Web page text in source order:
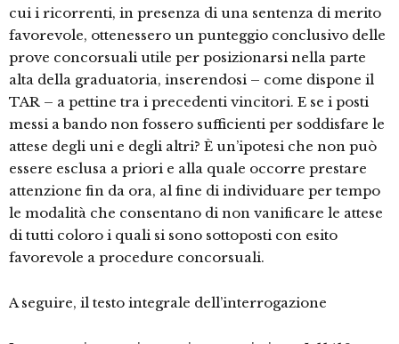
cui i ricorrenti, in presenza di una sentenza di merito
favorevole, ottenessero un punteggio conclusivo delle
prove concorsuali utile per posizionarsi nella parte
alta della graduatoria, inserendosi – come dispone il
TAR – a pettine tra i precedenti vincitori. E se i posti
messi a bando non fossero sufficienti per soddisfare le
attese degli uni e degli altri? È un’ipotesi che non può
essere esclusa a priori e alla quale occorre prestare
attenzione fin da ora, al fine di individuare per tempo
le modalità che consentano di non vanificare le attese
di tutti coloro i quali si sono sottoposti con esito
favorevole a procedure concorsuali.
A seguire, il testo integrale dell’interrogazione